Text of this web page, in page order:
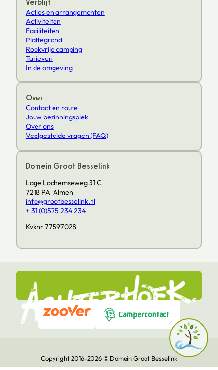
Verblijf
Acties en arrangementen
Activiteiten
Faciliteiten
Plattegrond
Rookvrije camping
Tarieven
In de omgeving
Over
Contact en route
Jouw bezinningsplek
Over ons
Veelgestelde vragen (FAQ)
Domein Groot Besselink
Lage Lochemseweg 31 C
7218 PA Almen
info@grootbesselink.nl
+ 31 (0)575 234 234
Kvknr 77597028
Copyright 2016-2026 © Domein Groot Besselink